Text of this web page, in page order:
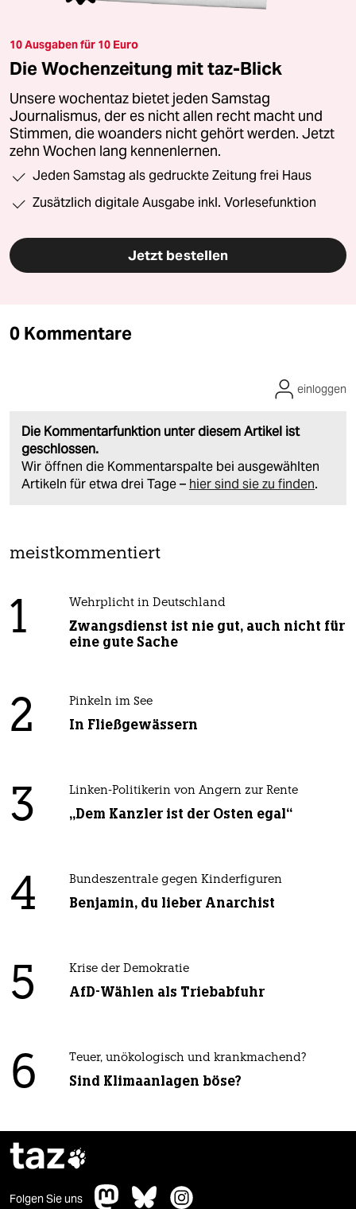
10 Ausgaben für 10 Euro
Die Wochenzeitung mit taz-Blick
Unsere wochentaz bietet jeden Samstag
Journalismus, der es nicht allen recht macht und
Stimmen, die woanders nicht gehört werden. Jetzt
zehn Wochen lang kennenlernen.
Jeden Samstag als gedruckte Zeitung frei Haus
Zusätzlich digitale Ausgabe inkl. Vorlesefunktion
Jetzt bestellen
0 Kommentare
Die Kommentarfunktion unter diesem Artikel ist
geschlossen.
Wir öffnen die Kommentarspalte bei ausgewählten
Artikeln für etwa drei Tage – hier sind sie zu finden.
einloggen
meistkommentiert
1 Wehrplicht in Deutschland
Zwangsdienst ist nie gut, auch nicht für
eine gute Sache
2 Pinkeln im See
In Fließgewässern
3 Linken-Politikerin von Angern zur Rente
„Dem Kanzler ist der Osten egal“
4 Bundeszentrale gegen Kinderfiguren
Benjamin, du lieber Anarchist
5 Krise der Demokratie
AfD-Wählen als Triebabfuhr
6 Teuer, unökologisch und krankmachend?
Sind Klimaanlagen böse?
taz
Folgen Sie uns